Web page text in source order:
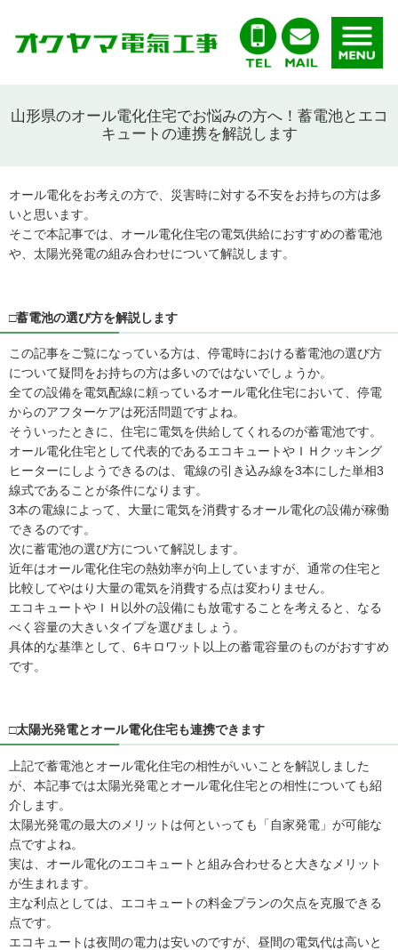
山形県のオール電化住宅でお悩みの方へ！蓄電池とエコ
キュートの連携を解説します
オール電化をお考えの方で、災害時に対する不安をお持ちの方は多
いと思います。
そこで本記事では、オール電化住宅の電気供給におすすめの蓄電池
や、太陽光発電の組み合わせについて解説します。
□蓄電池の選び方を解説します
この記事をご覧になっている方は、停電時における蓄電池の選び方
について疑問をお持ちの方は多いのではないでしょうか。
全ての設備を電気配線に頼っているオール電化住宅において、停電
からのアフターケアは死活問題ですよね。
そういったときに、住宅に電気を供給してくれるのが蓄電池です。
オール電化住宅として代表的であるエコキュートやＩＨクッキング
ヒーターにしようできるのは、電線の引き込み線を3本にした単相3
線式であることが条件になります。
3本の電線によって、大量に電気を消費するオール電化の設備が稼働
できるのです。
次に蓄電池の選び方について解説します。
近年はオール電化住宅の熱効率が向上していますが、通常の住宅と
比較してやはり大量の電気を消費する点は変わりません。
エコキュートやＩＨ以外の設備にも放電することを考えると、なる
べく容量の大きいタイプを選びましょう。
具体的な基準として、6キロワット以上の蓄電容量のものがおすすめ
です。
□太陽光発電とオール電化住宅も連携できます
上記で蓄電池とオール電化住宅の相性がいいことを解説しました
が、本記事では太陽光発電とオール電化住宅との相性についても紹
介します。
太陽光発電の最大のメリットは何といっても「自家発電」が可能な
点ですよね。
実は、オール電化のエコキュートと組み合わせると大きなメリット
が生まれます。
主な利点としては、エコキュートの料金プランの欠点を克服できる
点です。
エコキュートは夜間の電力は安いのですが、昼間の電気代は高いと